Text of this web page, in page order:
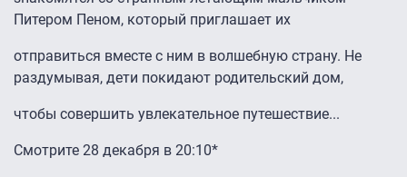
Питером Пеном, который приглашает их
отправиться вместе с ним в волшебную страну. Не
раздумывая, дети покидают родительский дом,
чтобы совершить увлекательное путешествие...
Смотрите 28 декабря в 20:10*